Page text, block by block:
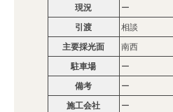
現況
ー
引渡
相談
主要採光面
南西
駐車場
ー
備考
ー
施工会社
ー